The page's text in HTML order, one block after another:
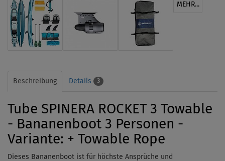
MEHR...
Beschreibung Details 3
Tube SPINERA ROCKET 3 Towable
- Bananenboot 3 Personen -
Variante: + Towable Rope
Dieses Bananenboot ist für höchste Ansprüche und